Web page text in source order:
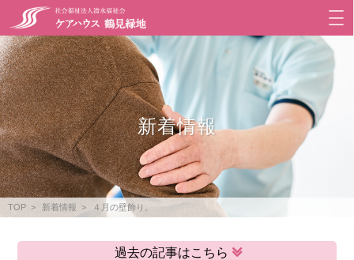
新着情報
TOP 新着情報 ４月の壁飾り。
過去の記事はこちら